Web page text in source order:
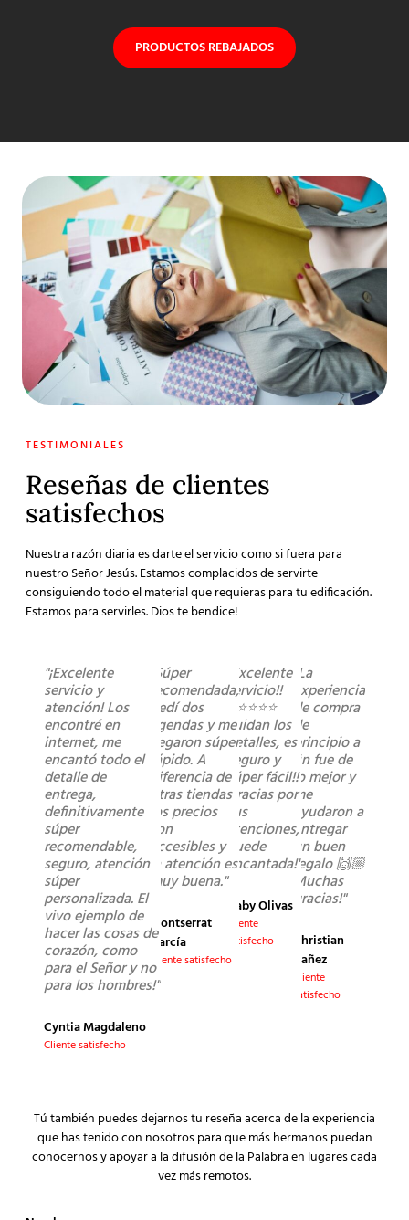
PRODUCTOS REBAJADOS
TESTIMONIALES
Reseñas de clientes
satisfechos
Nuestra razón diaria es darte el servicio como si fuera para
nuestro Señor Jesús. Estamos complacidos de servirte
consiguiendo todo el material que requieras para tu edificación.
Estamos para servirles. Dios te bendice!
"¡Excelente
servicio y
atención! Los
encontré en
internet, me
encantó todo el
detalle de
entrega,
definitivamente
súper
recomendable,
seguro, atención
súper
personalizada. El
vivo ejemplo de
hacer las cosas de
corazón, como
para el Señor y no
para los hombres!"
Cyntia Magdaleno
Cliente satisfecho
"Súper
recomendada,
pedí dos
agendas y me
llegaron súper
rápido. A
diferencia de
otras tiendas
los precios
son
accesibles y
la atención es
muy buena."
Montserrat
García
Cliente satisfecho
"Excelente
servicio!!
⭐️⭐️⭐️⭐️⭐️
cuidan los
detalles, es
seguro y
súper fácil!!
Gracias por
sus
atenciones,
quede
encantada!"
Gaby Olivas
Cliente
satisfecho
"La
experiencia
de compra
de
principio a
fin fue de
lo mejor y
me
ayudaron a
entregar
un buen
regalo 🙌🏼
Muchas
gracias!"
Christian
Yañez
Cliente
satisfecho
Tú también puedes dejarnos tu reseña acerca de la experiencia
que has tenido con nosotros para que más hermanos puedan
conocernos y apoyar a la difusión de la Palabra en lugares cada
vez más remotos.